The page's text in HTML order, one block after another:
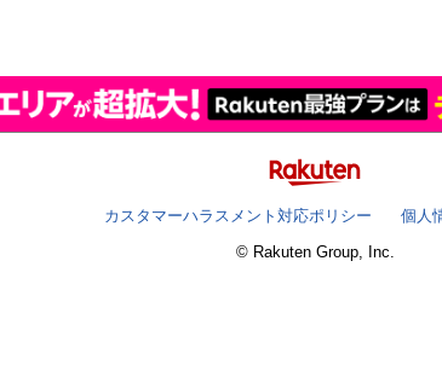
カスタマーハラスメント対応ポリシー
個人
© Rakuten Group, Inc.